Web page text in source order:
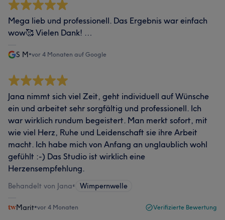
Mega lieb und professionell. Das Ergebnis war einfach
wow🥰 Vielen Dank! …
S M•vor 4 Monaten auf Google
Jana nimmt sich viel Zeit, geht individuell auf Wünsche
ein und arbeitet sehr sorgfältig und professionell. Ich
war wirklich rundum begeistert. Man merkt sofort, mit
wie viel Herz, Ruhe und Leidenschaft sie ihre Arbeit
macht. Ich habe mich von Anfang an unglaublich wohl
gefühlt :-) Das Studio ist wirklich eine
Herzensempfehlung.
Behandelt von Jana• Wimpernwelle
Marit•vor 4 Monaten Verifizierte Bewertung